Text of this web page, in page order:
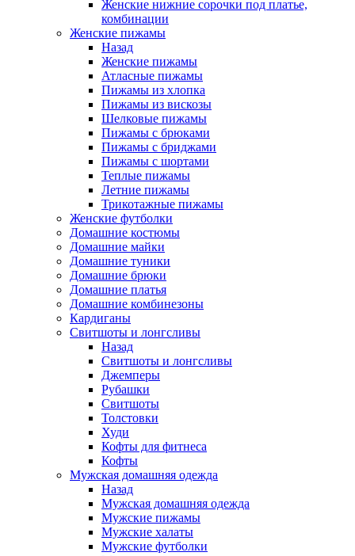
Женские нижние сорочки под платье,
комбинации
Женские пижамы
Назад
Женские пижамы
Атласные пижамы
Пижамы из хлопка
Пижамы из вискозы
Шелковые пижамы
Пижамы с брюками
Пижамы с бриджами
Пижамы с шортами
Теплые пижамы
Летние пижамы
Трикотажные пижамы
Женские футболки
Домашние костюмы
Домашние майки
Домашние туники
Домашние брюки
Домашние платья
Домашние комбинезоны
Кардиганы
Свитшоты и лонгсливы
Назад
Свитшоты и лонгсливы
Джемперы
Рубашки
Свитшоты
Толстовки
Худи
Кофты для фитнеса
Кофты
Мужская домашняя одежда
Назад
Мужская домашняя одежда
Мужские пижамы
Мужские халаты
Мужские футболки